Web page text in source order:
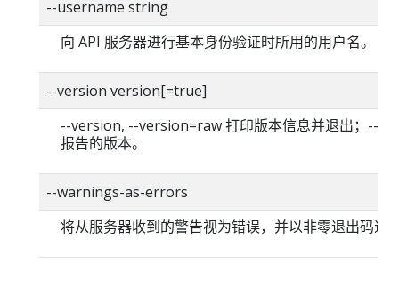
--username string
向 API 服务器进行基本身份验证时所用的用户名。
--version version[=true]
--version, --version=raw 打印版本信息并退出；--
报告的版本。
--warnings-as-errors
将从服务器收到的警告视为错误，并以非零退出码退